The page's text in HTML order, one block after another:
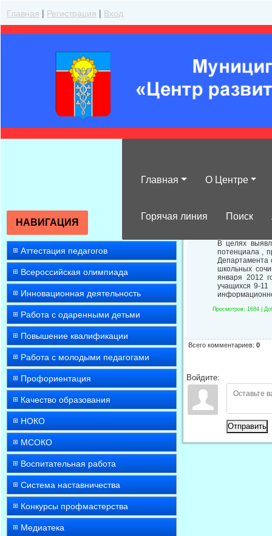
Главная | Регистрация | Вход
Главная О Центре
Горячая линия Поиск
НАВИГАЦИЯ
Аттестация педагогов
Всероссийская олимпиада
Инновационная деятельность
Работа с одаренными детьми
Повышение квалификации
Работа с молодыми педагогами
Профориентация
Качество образования
НОКО
МСОКО
Воспитательная работа
Система наставничества
Конкурсы профмастерства
Медиатека
В целях
потенциала ,
Департамента
школьных
января 2012
учащихся 9-11
Просмотров: 1684 |
Всего комментариев: 0
Войдите:
Отправить